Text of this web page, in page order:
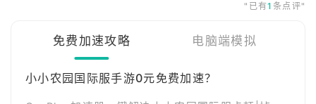
"已有1 条点评"
免费加速攻略 电脑端模拟
小小农园国际服手游0元免费加速？